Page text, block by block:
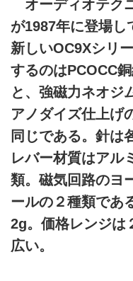
オーディオテク
が1987年に登場し
新しいOC9Xシリ
するのはPCOCC
と、強磁力ネオジ
アノダイズ仕上げ
同じである。針は
レバー材質はアル
類。磁気回路のヨ
ールの２種類であ
2g。価格レンジは
広い。